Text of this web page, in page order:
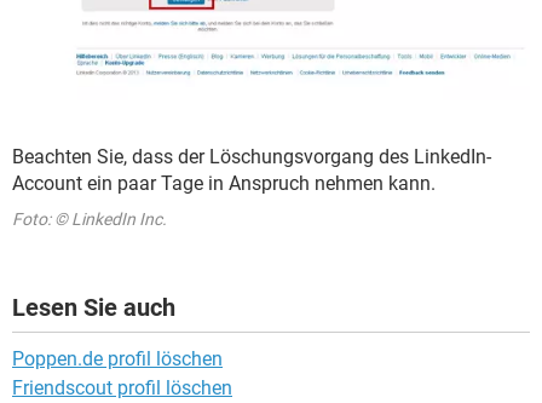
Beachten Sie, dass der Löschungsvorgang des LinkedIn-
Account ein paar Tage in Anspruch nehmen kann.
Foto: © LinkedIn Inc.
Lesen Sie auch
Poppen.de profil löschen
Friendscout profil löschen